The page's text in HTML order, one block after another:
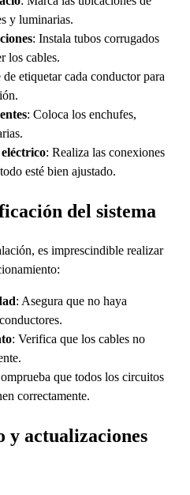
y luminarias.
: Instala tubos corrugados
los cables.
de etiquetar cada conductor para
: Coloca los enchufes,
: Realiza las conexiones
esté bien ajustado.
del sistema
es imprescindible realizar
: Asegura que no haya
: Verifica que los cables no
que todos los circuitos
correctamente.
y actualizaciones